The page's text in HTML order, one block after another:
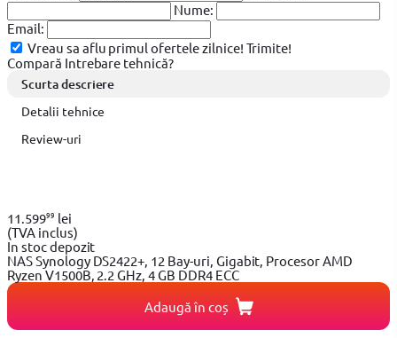
Nume:
Email:
Vreau sa aflu primul ofertele zilnice! Trimite!
Compară Intrebare tehnică?
Scurta descriere
Detalii tehnice
Review-uri
11.59999 lei
(TVA inclus)
In stoc depozit
NAS Synology DS2422+, 12 Bay-uri, Gigabit, Procesor AMD
Ryzen V1500B, 2.2 GHz, 4 GB DDR4 ECC
Adaugă în coș